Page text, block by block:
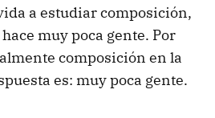
a estudiar composición,
muy poca gente. Por
composición en la
es: muy poca gente.